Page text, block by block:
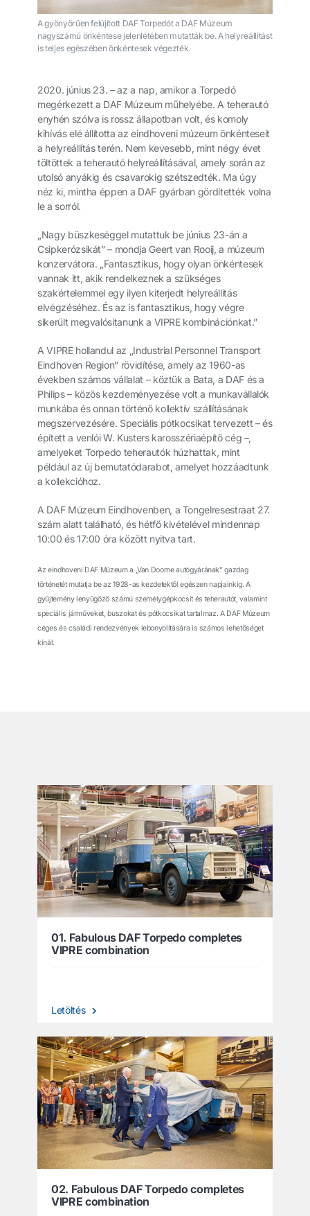
A gyönyörűen felújított DAF Torpedót a DAF Múzeum
nagyszámú önkéntese jelenlétében mutatták be. A helyreállítást
is teljes egészében önkéntesek végezték.
2020. június 23. – az a nap, amikor a Torpedó
megérkezett a DAF Múzeum műhelyébe. A teherautó
enyhén szólva is rossz állapotban volt, és komoly
kihívás elé állította az eindhoveni múzeum önkénteseit
a helyreállítás terén. Nem kevesebb, mint négy évet
töltöttek a teherautó helyreállításával, amely során az
utolsó anyákig és csavarokig szétszedték. Ma úgy
néz ki, mintha éppen a DAF gyárban gördítették volna
le a sorról.
„Nagy büszkeséggel mutattuk be június 23-án a
Csipkerózsikát” – mondja Geert van Rooij, a múzeum
konzervátora. „Fantasztikus, hogy olyan önkéntesek
vannak itt, akik rendelkeznek a szükséges
szakértelemmel egy ilyen kiterjedt helyreállítás
elvégzéséhez. És az is fantasztikus, hogy végre
sikerült megvalósítanunk a VIPRE kombinációnkat.”
A VIPRE hollandul az „Industrial Personnel Transport
Eindhoven Region” rövidítése, amely az 1960-as
években számos vállalat – köztük a Bata, a DAF és a
Philips – közös kezdeményezése volt a munkavállalók
munkába és onnan történő kollektív szállításának
megszervezésére. Speciális pótkocsikat tervezett – és
épített a venlói W. Kusters karosszériaépítő cég –,
amelyeket Torpedo teherautók húzhattak, mint
például az új bemutatódarabot, amelyet hozzáadtunk
a kollekcióhoz.
A DAF Múzeum Eindhovenben, a Tongelresestraat 27.
szám alatt található, és hétfő kivételével mindennap
10:00 és 17:00 óra között nyitva tart.
Az eindhoveni DAF Múzeum a „Van Doorne autógyárának” gazdag
történetét mutatja be az 1928-as kezdetektől egészen napjainkig. A
gyűjtemény lenyűgöző számú személygépkocsit és teherautót, valamint
speciális járműveket, buszokat és pótkocsikat tartalmaz. A DAF Múzeum
céges és családi rendezvények lebonyolítására is számos lehetőséget
kínál.
01. Fabulous DAF Torpedo completes
VIPRE combination
Letöltés
02. Fabulous DAF Torpedo completes
VIPRE combination